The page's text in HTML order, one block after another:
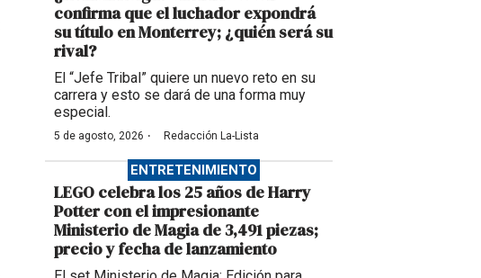
confirma que el luchador expondrá
su título en Monterrey; ¿quién será su
rival?
El “Jefe Tribal” quiere un nuevo reto en su
carrera y esto se dará de una forma muy
especial.
5 de agosto, 2026 · Redacción La-Lista
ENTRETENIMIENTO
LEGO celebra los 25 años de Harry
Potter con el impresionante
Ministerio de Magia de 3,491 piezas;
precio y fecha de lanzamiento